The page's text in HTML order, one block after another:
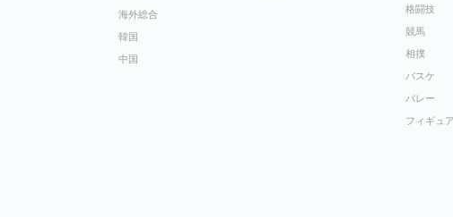
海外総合
韓国
中国
格闘技
競馬
相撲
バスケ
バレー
フィギュア